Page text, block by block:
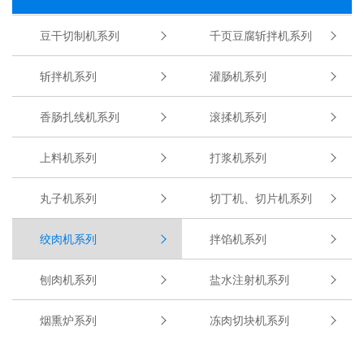
豆干切制机系列 千页豆腐斩拌机系列
斩拌机系列 灌肠机系列
香肠扎线机系列 滚揉机系列
上料机系列 打浆机系列
丸子机系列 切丁机、切片机系列
绞肉机系列 拌馅机系列
刨肉机系列 盐水注射机系列
烟熏炉系列 冻肉切块机系列